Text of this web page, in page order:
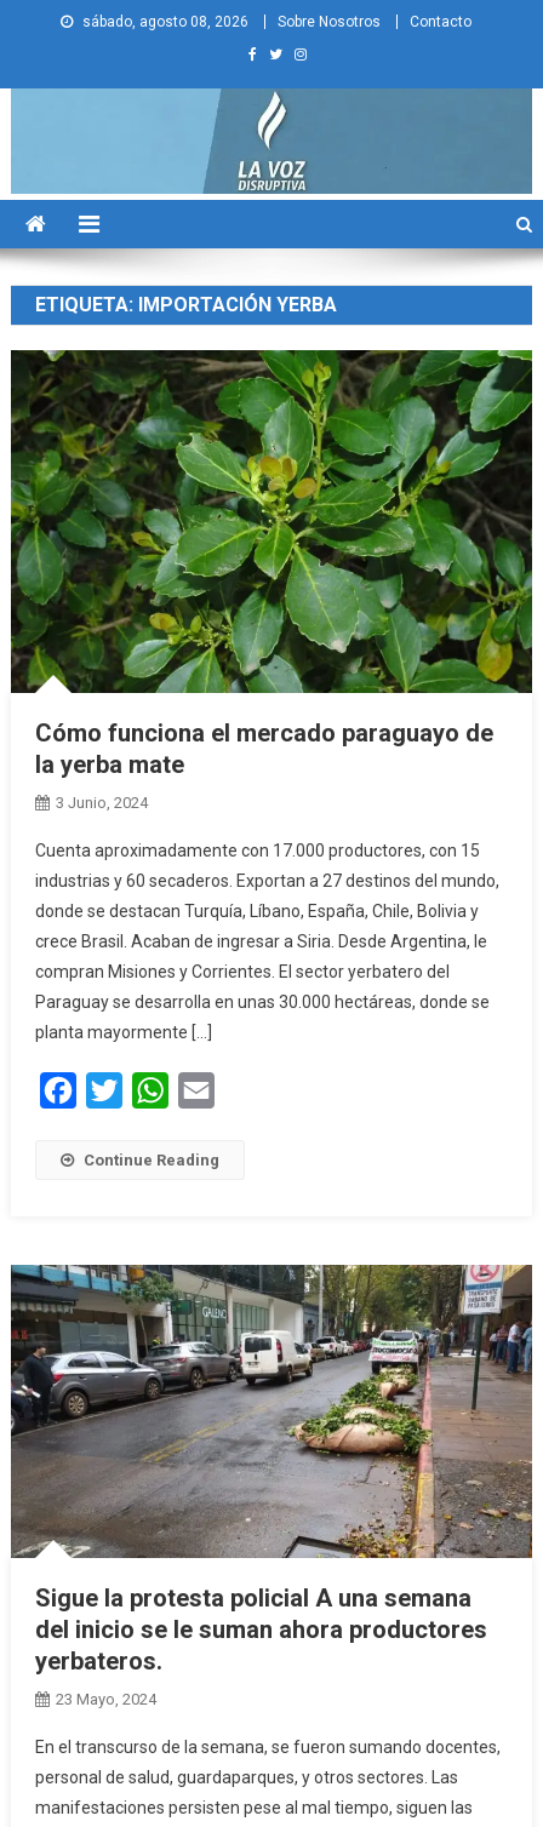
sábado, agosto 08, 2026 Sobre Nosotros Contacto
La Voz Disruptiva
ETIQUETA: IMPORTACIÓN YERBA
Cómo funciona el mercado paraguayo de
la yerba mate
3 Junio, 2024
Cuenta aproximadamente con 17.000 productores, con 15
industrias y 60 secaderos. Exportan a 27 destinos del mundo,
donde se destacan Turquía, Líbano, España, Chile, Bolivia y
crece Brasil. Acaban de ingresar a Siria. Desde Argentina, le
compran Misiones y Corrientes. El sector yerbatero del
Paraguay se desarrolla en unas 30.000 hectáreas, donde se
planta mayormente […]
Facebook
Twitter WhatsApp
Continue Reading
Sigue la protesta policial A una semana
del inicio se le suman ahora productores
yerbateros.
23 Mayo, 2024
En el transcurso de la semana, se fueron sumando docentes,
personal de salud, guardaparques, y otros sectores. Las
manifestaciones persisten pese al mal tiempo, siguen las